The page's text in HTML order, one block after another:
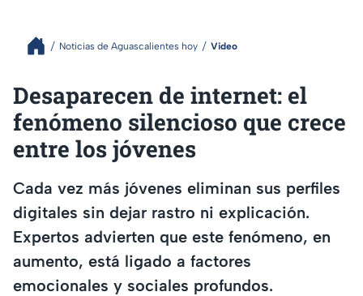
Noticias de Aguascalientes hoy Video
Desaparecen de internet: el
fenómeno silencioso que crece
entre los jóvenes
Cada vez más jóvenes eliminan sus perfiles
digitales sin dejar rastro ni explicación.
Expertos advierten que este fenómeno, en
aumento, está ligado a factores
emocionales y sociales profundos.